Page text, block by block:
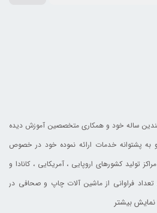
ساله خود و همکاری متخصصین آموزش دیده
و به پشتوانه خدمات ارائه نموده خود در خصوص
تولید کشورهای اروپایی ، آمریکایی ، کانادا و
فراوانی از ماشین آلات چاپ و صحافی در
و کانادا خدمات خود را با نام تجاری افق قطعات
نمایش بیشتر